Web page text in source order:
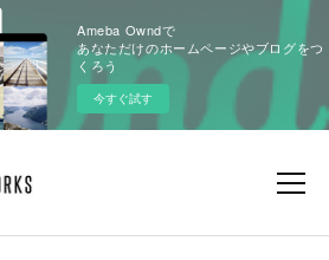
Ameba Owndで
あなただけのホームページやブログをつ
くろう
今すぐ試す